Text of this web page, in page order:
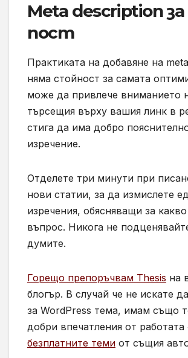
Meta description
пост
Практиката на добавяне на
няма стойност за самата
може да привлече вниманието
търсещия върху вашия линк в
стига да има добро
изречение.
Отделете три минути при
нови статии, за да измислете
изречения, обясняващи за
въпрос. Никога не
думите.
Горещо препоръчвам Thesis на
блогър. В случай че не искате
за WordPress тема, имам също
добри впечатления от работата
безплатните теми от същия